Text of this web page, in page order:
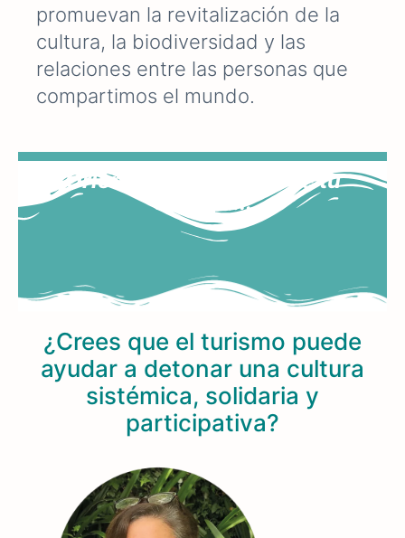
promuevan la revitalización de la
cultura, la biodiversidad y las
relaciones entre las personas que
compartimos el mundo.
Orienta el desarrollo de tu
destino...
¿Crees que el turismo puede
ayudar a detonar una cultura
sistémica, solidaria y
participativa?